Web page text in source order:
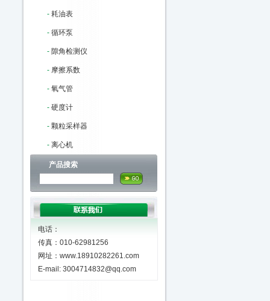
- 耗油表
- 循环泵
- 隙角检测仪
- 摩擦系数
- 氧气管
- 硬度计
- 颗粒采样器
- 离心机
产品搜索
电话：
传真：010-62981256
网址：www.18910282261.com
E-mail: 3004714832@qq.com